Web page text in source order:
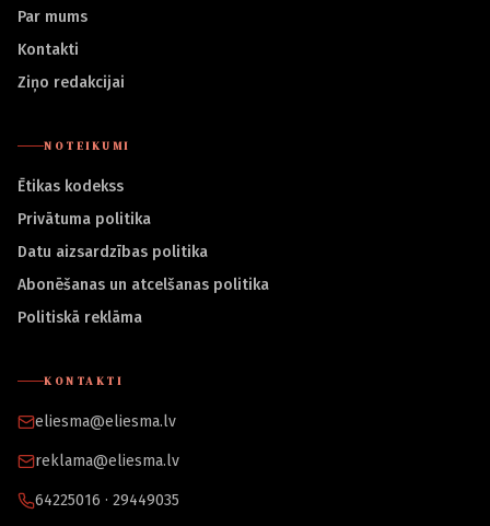
Par mums
Kontakti
Ziņo redakcijai
NOTEIKUMI
Ētikas kodekss
Privātuma politika
Datu aizsardzības politika
Abonēšanas un atcelšanas politika
Politiskā reklāma
KONTAKTI
eliesma@eliesma.lv
reklama@eliesma.lv
64225016 · 29449035